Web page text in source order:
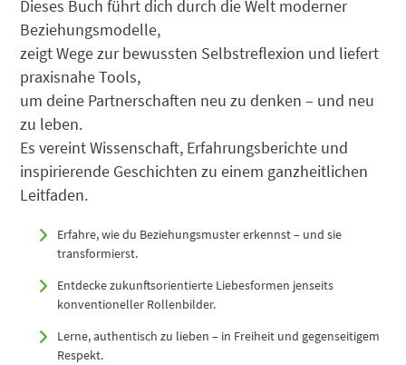
Dieses Buch führt dich durch die Welt moderner
Beziehungsmodelle,
zeigt Wege zur bewussten Selbstreflexion und liefert
praxisnahe Tools,
um deine Partnerschaften neu zu denken – und neu
zu leben.
Es vereint Wissenschaft, Erfahrungsberichte und
inspirierende Geschichten zu einem ganzheitlichen
Leitfaden.
Erfahre, wie du Beziehungsmuster erkennst – und sie
transformierst.
Entdecke zukunftsorientierte Liebesformen jenseits
konventioneller Rollenbilder.
Lerne, authentisch zu lieben – in Freiheit und gegenseitigem
Respekt.